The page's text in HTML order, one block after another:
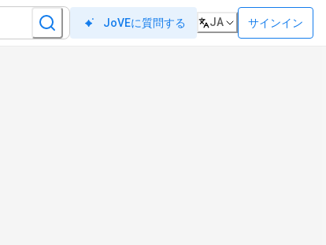
JoVEに質問する JA サインイン